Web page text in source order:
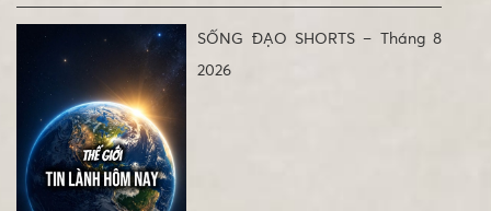
SỐNG ĐẠO SHORTS – Tháng 8
2026